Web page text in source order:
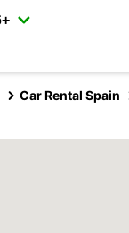
Car Rental Spain